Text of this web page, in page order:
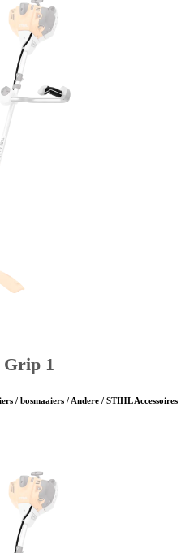
Grip 1
/ bosmaaiers / Andere / STIHL Accessoires